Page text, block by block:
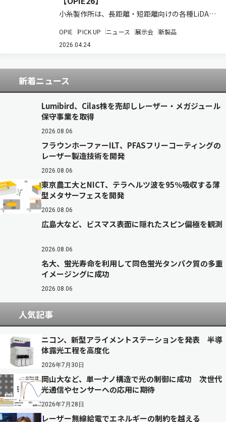
小糸製作所は、長距離・短距離向けの各種LiDAR
交えて出展した。 同社は2018年より、LiDARベ
ンチャー企業 米Cepton社と協業し、現在は短距
OPIE PICK UP ニュース 展示会 新製品
2026.04.24
新着ニュース
Lumibird、Cilas株を売却しレーザー・メガジュール
保守事業を取得
2026.08.06
フラウンホーファーILT、PFASフリーコーティングの
レーザー製造技術を開発
2026.08.06
東京農工大とNICT、テラヘルツ波を95％吸収する薄
型メタサーフェスを開発
2026.08.06
広島大など、ビスマス表面に隠れたスピン偏極を観測
2026.08.06
名大、蛍光寿命を利用して同色蛍光タンパク質の多重
イメージングに成功
2026.08.06
人気記事
ニコン、新型アライメントステーションを発表 半導
体露光工程を高度化
2026年7月30日
岡山大など、単一ナノ構造で光の制御に成功 次世代
光通信やセンサーへの応用に期待
2026年7月28日
レーザー無線給電でエネルギーの制約を越える